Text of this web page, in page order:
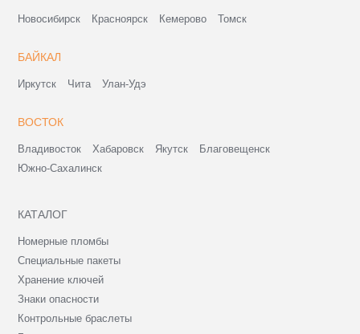
Новосибирск Красноярск Кемерово Томск
БАЙКАЛ
Иркутск Чита Улан-Удэ
ВОСТОК
Владивосток Хабаровск Якутск
Благовещенск
Южно-Сахалинск
КАТАЛОГ
Номерные пломбы
Специальные пакеты
Хранение ключей
Знаки опасности
Контрольные браслеты